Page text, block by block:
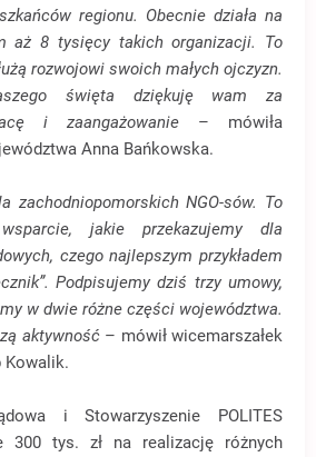
regionu. Obecnie działa na
aż 8 tysięcy takich organizacji. To
rozwojowi swoich małych ojczyzn.
święta dziękuję wam za
i zaangażowanie – mówiła
Anna Bańkowska.
zachodniopomorskich NGO-sów. To
jakie przekazujemy dla
czego najlepszym przykładem
Podpisujemy dziś trzy umowy,
w dwie różne części województwa.
aktywność– mówił wicemarszałek
Kowalik.
i Stowarzyszenie POLITES
300 tys. zł na realizację różnych